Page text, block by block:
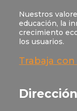
Nuestros
educación, la
crecimiento
los usuarios.
Trabaja
Dirección